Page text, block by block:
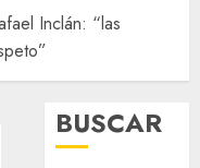
Inclán: “las
BUSCAR